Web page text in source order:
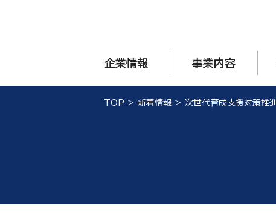
企業情報 事業内容
TOP > 新着情報 > 次世代育成支援対策推進